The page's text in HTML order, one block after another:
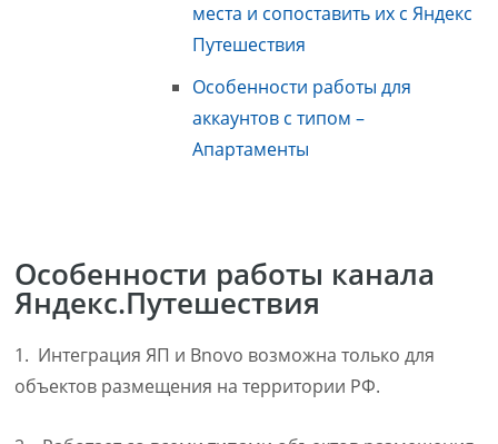
места и сопоставить их с Яндекс
Путешествия
Особенности работы для
аккаунтов с типом –
Апартаменты
Особенности работы канала
Яндекс.Путешествия
1. Интеграция ЯП и Bnovo возможна только для
объектов размещения на территории РФ.